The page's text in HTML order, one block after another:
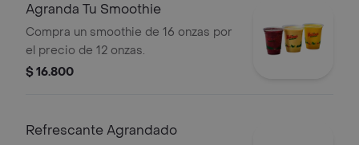
Agranda Tu Smoothie
Compra un smoothie de 16 onzas por
el precio de 12 onzas.
$ 16.800
Refrescante Agrandado